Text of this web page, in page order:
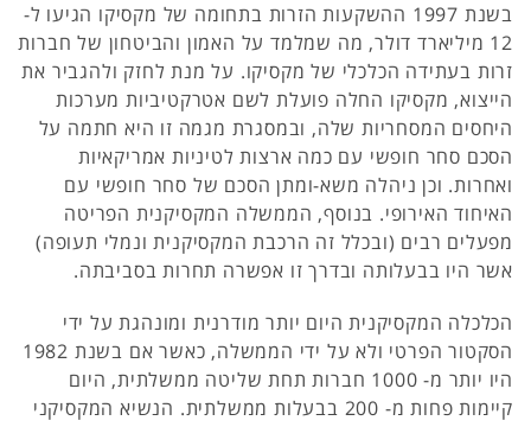
בשנת 1997 ההשקעות הזרות בתחומה של מקסיקו הגיעו ל-
12 מיליארד דולר, מה שמלמד על האמון והביטחון של חברות
זרות בעתידה הכלכלי של מקסיקו. על מנת לחזק ולהגביר את
הייצוא, מקסיקו החלה פועלת לשם אטרקטיביות מערכות
היחסים המסחריות שלה, ובמסגרת מגמה זו היא חתמה על
הסכם סחר חופשי עם כמה ארצות לטיניות אמריקאיות
ואחרות. וכן ניהלה משא-ומתן הסכם של סחר חופשי עם
האיחוד האירופי. בנוסף, הממשלה המקסיקנית הפריטה
מפעלים רבים (ובכלל זה הרכבת המקסיקנית ונמלי תעופה)
אשר היו בבעלותה ובדרך זו אפשרה תחרות בסביבתה.
הכלכלה המקסיקנית היום יותר מודרנית ומונהגת על ידי
הסקטור הפרטי ולא על ידי הממשלה, כאשר אם בשנת 1982
היו יותר מ- 1000 חברות תחת שליטה ממשלתית, היום
קיימות פחות מ- 200 בבעלות ממשלתית. הנשיא המקסיקני